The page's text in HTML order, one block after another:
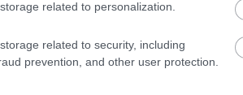
related to personalization.
related to security, including
prevention, and other user protection.